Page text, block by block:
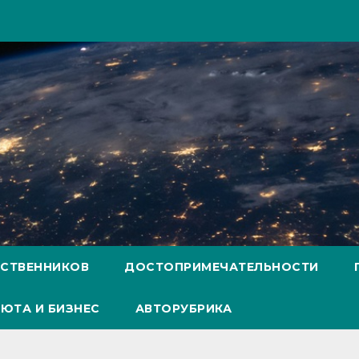
ДОСТОПРИМЕЧАТЕЛЬНОСТИ
И БИЗНЕС АВТОРУБРИКА